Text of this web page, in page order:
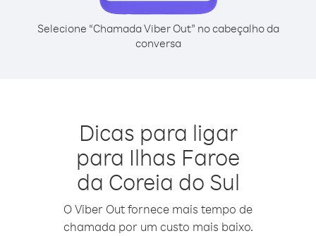
Selecione “Chamada Viber Out” no cabeçalho da
conversa
Dicas para ligar
para Ilhas Faroe
da Coreia do Sul
O Viber Out fornece mais tempo de
chamada por um custo mais baixo.